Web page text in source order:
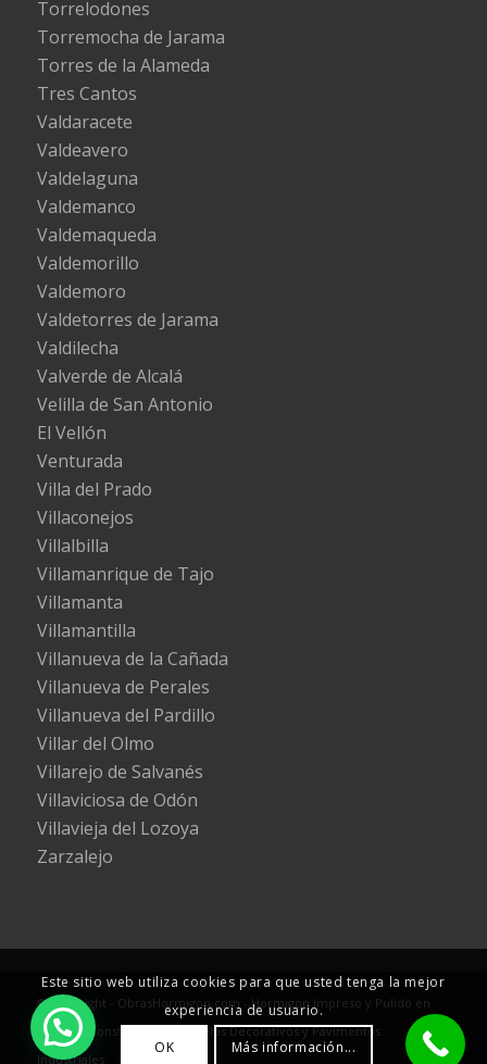
Torrelodones
Torremocha de Jarama
Torres de la Alameda
Tres Cantos
Valdaracete
Valdeavero
Valdelaguna
Valdemanco
Valdemaqueda
Valdemorillo
Valdemoro
Valdetorres de Jarama
Valdilecha
Valverde de Alcalá
Velilla de San Antonio
El Vellón
Venturada
Villa del Prado
Villaconejos
Villalbilla
Villamanrique de Tajo
Villamanta
Villamantilla
Villanueva de la Cañada
Villanueva de Perales
Villanueva del Pardillo
Villar del Olmo
Villarejo de Salvanés
Villaviciosa de Odón
Villavieja del Lozoya
Zarzalejo
© Copyright - ObrasHormigon.com - Hormigón Impreso y Pulido en
Madrid - Construcción de Suelos Decorativos y Pavimentos
Industriales
Este sitio web utiliza cookies para que usted tenga la mejor
experiencia de usuario.
OK Más información...